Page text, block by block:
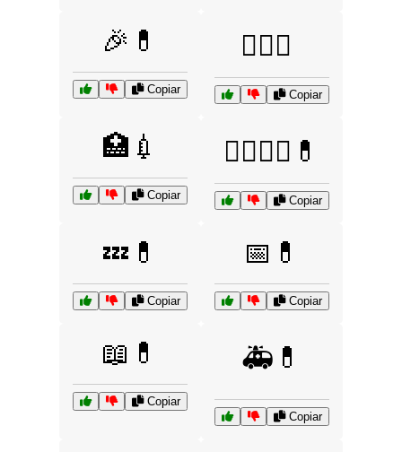
🎉💊
Copiar
🏋️‍♂️💊
Copiar
🏥💉
Copiar
👩‍⚕️👨‍⚕️💊
Copiar
💤💊
Copiar
📅💊
Copiar
📖💊
Copiar
🚑💊
Copiar